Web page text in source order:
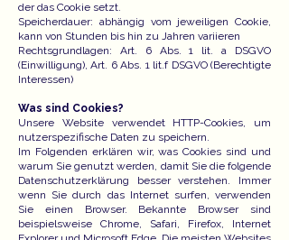
der das Cookie setzt.
Speicherdauer: abhängig vom jeweiligen Cookie,
kann von Stunden bis hin zu Jahren variieren
Rechtsgrundlagen: Art. 6 Abs. 1 lit. a DSGVO
(Einwilligung), Art. 6 Abs. 1 lit.f DSGVO (Berechtigte
Interessen)
Was sind Cookies?
Unsere Website verwendet HTTP-Cookies, um
nutzerspezifische Daten zu speichern.
Im Folgenden erklären wir, was Cookies sind und
warum Sie genutzt werden, damit Sie die folgende
Datenschutzerklärung besser verstehen. Immer
wenn Sie durch das Internet surfen, verwenden
Sie einen Browser. Bekannte Browser sind
beispielsweise Chrome, Safari, Firefox, Internet